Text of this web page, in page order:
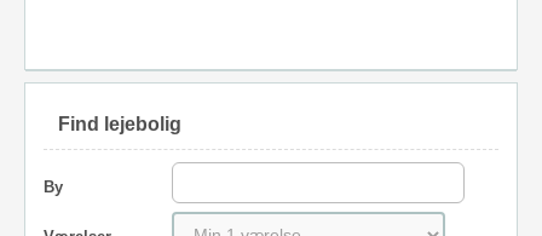
Find lejebolig
By